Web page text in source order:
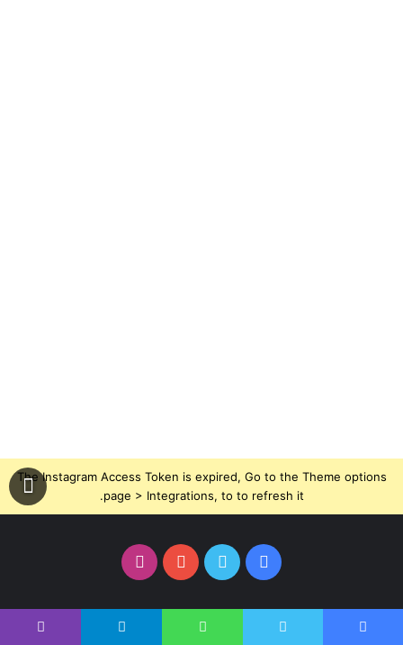
The Instagram Access Token is expired, Go to the Theme options
page > Integrations, to to refresh it.
فيسبوكتويتر يوتيوب انستقرام
ترحالك